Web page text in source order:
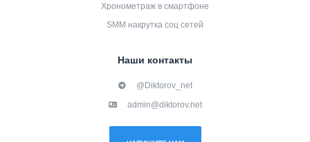
Хронометраж в смартфоне
SMM накрутка соц сетей
Наши контакты
@Diktorov_net
admin@diktorov.net